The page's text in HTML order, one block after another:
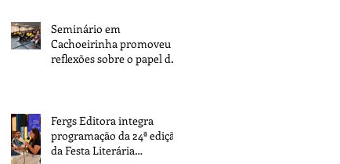
Seminário em
Cachoeirinha promoveu
reflexões sobre o papel dos
Fergs Editora integra
programação da 24ª edição
da Festa Literária